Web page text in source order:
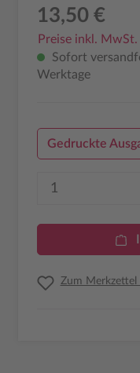
13,50 €
Preise inkl.
Sofort
Werktage
Gedruckte
Produkt
Zum Merkzettel